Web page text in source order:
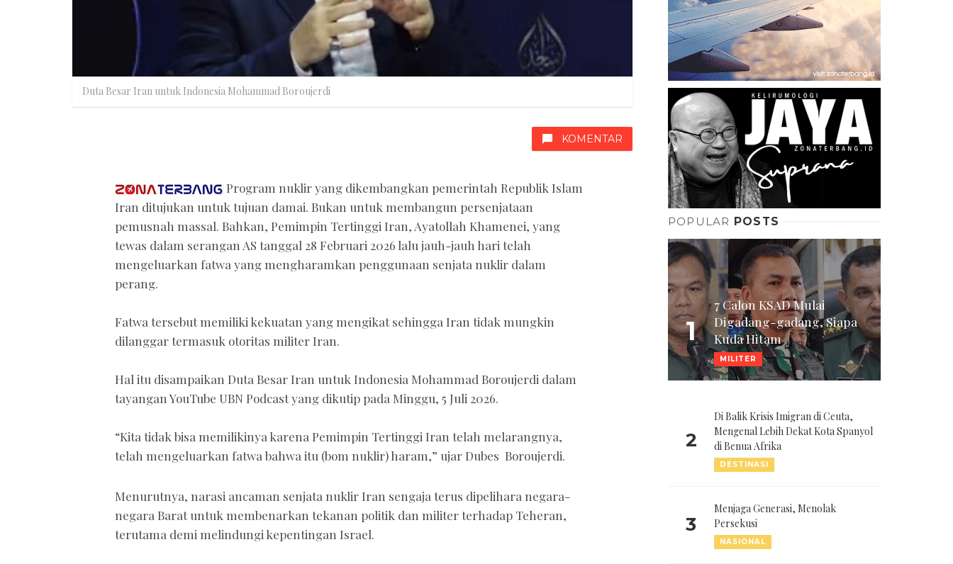
Duta Besar Iran untuk Indonesia Mohammad Boroujerdi
KOMENTAR
Program nuklir yang dikembangkan pemerintah Republik Islam
Iran ditujukan untuk tujuan damai. Bukan untuk membangun persenjataan
pemusnah massal. Bahkan, Pemimpin Tertinggi Iran, Ayatollah Khamenei, yang
tewas dalam serangan AS tanggal 28 Februari 2026 lalu jauh-jauh hari telah
mengeluarkan fatwa yang mengharamkan penggunaan senjata nuklir dalam
perang.
Fatwa tersebut memiliki kekuatan yang mengikat sehingga Iran tidak mungkin
dilanggar termasuk otoritas militer Iran.
Hal itu disampaikan Duta Besar Iran untuk Indonesia Mohammad Boroujerdi dalam
tayangan YouTube UBN Podcast yang dikutip pada Minggu, 5 Juli 2026.
“Kita tidak bisa memilikinya karena Pemimpin Tertinggi Iran telah melarangnya,
telah mengeluarkan fatwa bahwa itu (bom nuklir) haram,” ujar Dubes Boroujerdi.
Menurutnya, narasi ancaman senjata nuklir Iran sengaja terus dipelihara negara-
negara Barat untuk membenarkan tekanan politik dan militer terhadap Teheran,
terutama demi melindungi kepentingan Israel.
POPULAR POSTS
1
7 Calon KSAD Mulai
Digadang-gadang, Siapa
Kuda Hitam
MILITER
2
Di Balik Krisis Imigran di Ceuta,
Mengenal Lebih Dekat Kota Spanyol
di Benua Afrika
DESTINASI
3
Menjaga Generasi, Menolak
Persekusi
NASIONAL